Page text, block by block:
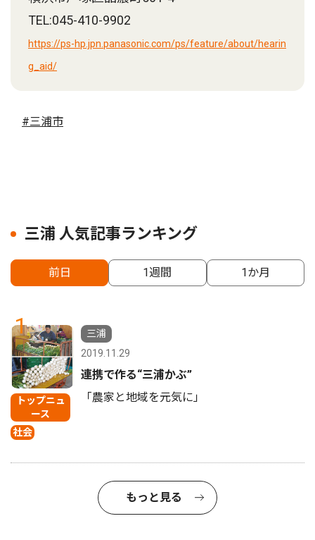
TEL:045-410-9902
https://ps-hp.jpn.panasonic.com/ps/feature/about/hearin
g_aid/
#三浦市
三浦 人気記事ランキング
前日 1週間 1か月
1
トップニュ
ース
社会
三浦
2019.11.29
連携で作る“三浦かぶ”
「農家と地域を元気に」
もっと見る